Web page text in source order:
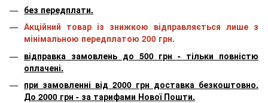
без передплати.
Акційний товар із знижкою відправляється лише з
мінімальною передплатою 200 грн.
відправка замовлень до 500 грн - тільки повністю
оплачені.
при замовленні від 2000 грн доставка безкоштовно.
До 2000 грн - за тарифами Нової Пошти.